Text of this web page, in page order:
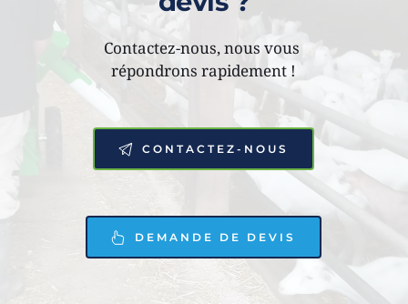
Contactez-nous, nous vous
répondrons rapidement !
CONTACTEZ-NOUS
DEMANDE DE DEVIS